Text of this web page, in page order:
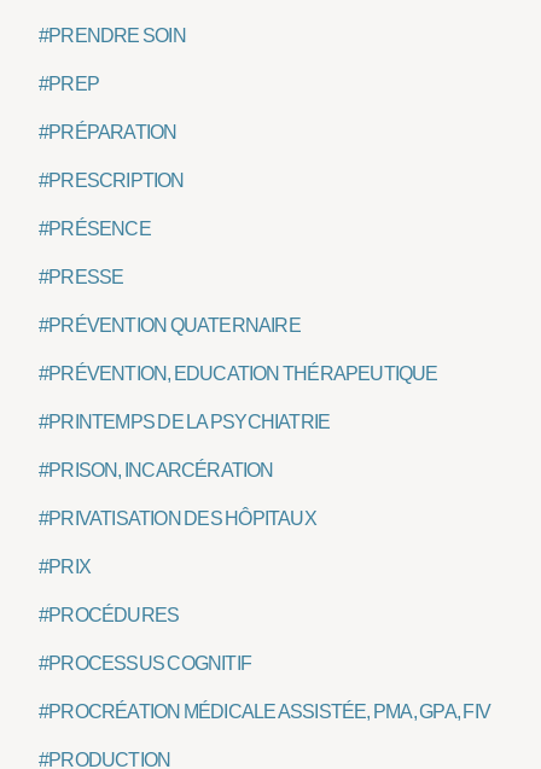
#PRENDRE SOIN
#PREP
#PRÉPARATION
#PRESCRIPTION
#PRÉSENCE
#PRESSE
#PRÉVENTION QUATERNAIRE
#PRÉVENTION, EDUCATION THÉRAPEUTIQUE
#PRINTEMPS DE LA PSYCHIATRIE
#PRISON, INCARCÉRATION
#PRIVATISATION DES HÔPITAUX
#PRIX
#PROCÉDURES
#PROCESSUS COGNITIF
#PROCRÉATION MÉDICALE ASSISTÉE, PMA, GPA, FIV
#PRODUCTION